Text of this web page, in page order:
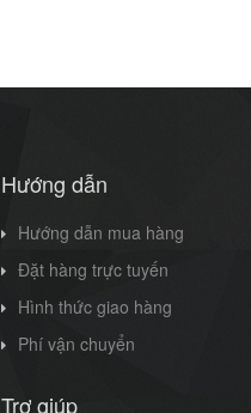
Hướng dẫn
Hướng dẫn mua hàng
Đặt hàng trực tuyến
Hình thức giao hàng
Phí vận chuyển
Trợ giúp